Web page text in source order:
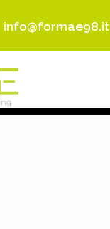
info@formae98.it